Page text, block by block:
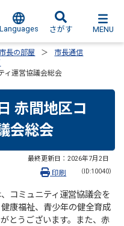
Languages さがす MENU
市長の部屋
市長通信
ィ運営協議会総会
赤間地区コ
会総会
最終更新日： 2026年7月2日
（ID:10040）
印刷
コミュニティ運営協議会を
康福祉、青少年の健全育成
とうございます。また、赤